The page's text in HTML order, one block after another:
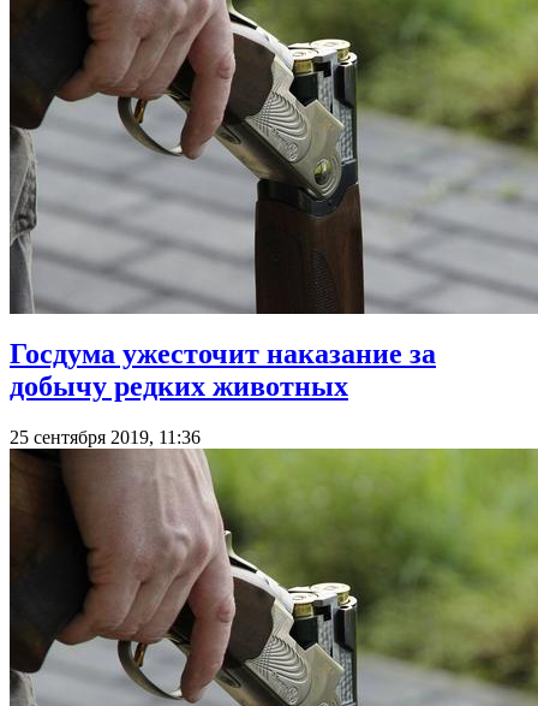
Госдума ужесточит наказание за
добычу редких животных
25 сентября 2019, 11:36